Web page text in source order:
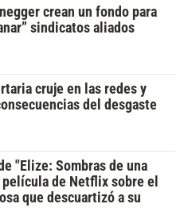
crean un fondo para
sindicatos aliados
cruje en las redes y
del desgaste
"Elize: Sombras de una
de Netflix sobre el
que descuartizó a su